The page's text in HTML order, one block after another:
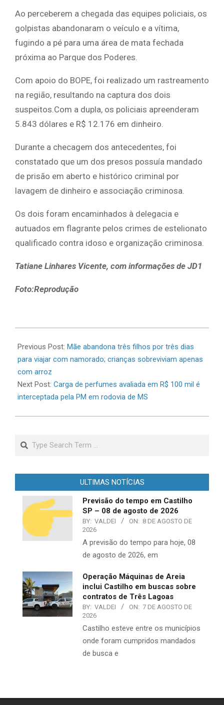
Ao perceberem a chegada das equipes policiais, os
golpistas abandonaram o veículo e a vítima,
fugindo a pé para uma área de mata fechada
próxima ao Parque dos Poderes.
Com apoio do BOPE, foi realizado um rastreamento
na região, resultando na captura dos dois
suspeitos.Com a dupla, os policiais apreenderam
5.843 dólares e R$ 12.176 em dinheiro.
Durante a checagem dos antecedentes, foi
constatado que um dos presos possuía mandado
de prisão em aberto e histórico criminal por
lavagem de dinheiro e associação criminosa.
Os dois foram encaminhados à delegacia e
autuados em flagrante pelos crimes de estelionato
qualificado contra idoso e organização criminosa.
Tatiane Linhares Vicente, com informações de JD1
Foto:Reprodução
06-
17
Previous Post: Mãe abandona três filhos por três dias
para viajar com namorado; crianças sobreviviam apenas
com arroz
Next Post: Carga de perfumes avaliada em R$ 100 mil é
interceptada pela PM em rodovia de MS
Search
ULTIMAS NOTÍCIAS
Previsão do tempo em Castilho
SP – 08 de agosto de 2026
BY: VALDEI ON: 8 DE AGOSTO DE
2026
A previsão do tempo para hoje, 08
de agosto de 2026, em
Operação Máquinas de Areia
inclui Castilho em buscas sobre
contratos de Três Lagoas
BY: VALDEI ON: 7 DE AGOSTO DE
2026
Castilho esteve entre os municípios
onde foram cumpridos mandados
de busca e